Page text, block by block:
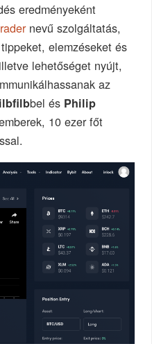
eredményeként
nevű szolgáltatás,
elemzéseket és
lehetőséget nyújt,
az
bel és Philip
10 ezer főt